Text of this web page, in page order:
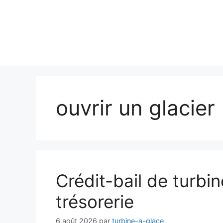
ouvrir un glacier
Crédit-bail de
trésorerie
6 août 2026 par turbine-a-glace